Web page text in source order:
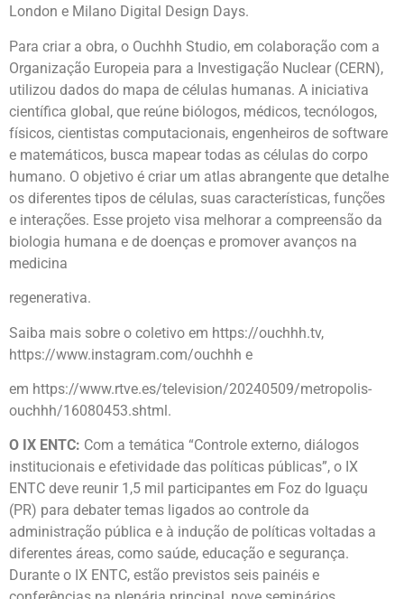
London e Milano Digital Design Days.
Para criar a obra, o Ouchhh Studio, em colaboração com a
Organização Europeia para a Investigação Nuclear (CERN),
utilizou dados do mapa de células humanas. A iniciativa
científica global, que reúne biólogos, médicos, tecnólogos,
físicos, cientistas computacionais, engenheiros de software
e matemáticos, busca mapear todas as células do corpo
humano. O objetivo é criar um atlas abrangente que detalhe
os diferentes tipos de células, suas características, funções
e interações. Esse projeto visa melhorar a compreensão da
biologia humana e de doenças e promover avanços na
medicina
regenerativa.
Saiba mais sobre o coletivo em https://ouchhh.tv,
https://www.instagram.com/ouchhh e
em https://www.rtve.es/television/20240509/metropolis-
ouchhh/16080453.shtml.
O IX ENTC: Com a temática “Controle externo, diálogos
institucionais e efetividade das políticas públicas”, o IX
ENTC deve reunir 1,5 mil participantes em Foz do Iguaçu
(PR) para debater temas ligados ao controle da
administração pública e à indução de políticas voltadas a
diferentes áreas, como saúde, educação e segurança.
Durante o IX ENTC, estão previstos seis painéis e